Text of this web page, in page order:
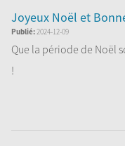
Joyeux Noël et
Publié:2024-12-09
Que la période de Noël
!